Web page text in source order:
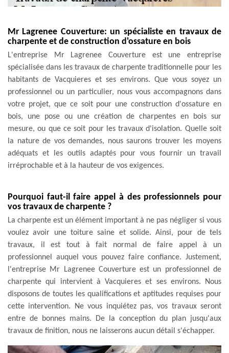
Mr Lagrenee Couverture: un spécialiste en travaux de
charpente et de construction d'ossature en bois
L'entreprise Mr Lagrenee Couverture est une entreprise
spécialisée dans les travaux de charpente traditionnelle pour les
habitants de Vacquieres et ses environs. Que vous soyez un
professionnel ou un particulier, nous vous accompagnons dans
votre projet, que ce soit pour une construction d'ossature en
bois, une pose ou une création de charpentes en bois sur
mesure, ou que ce soit pour les travaux d'isolation. Quelle soit
la nature de vos demandes, nous saurons trouver les moyens
adéquats et les outils adaptés pour vous fournir un travail
irréprochable et à la hauteur de vos exigences.
Pourquoi faut-il faire appel à des professionnels pour
vos travaux de charpente ?
La charpente est un élément important à ne pas négliger si vous
voulez avoir une toiture saine et solide. Ainsi, pour de tels
travaux, il est tout à fait normal de faire appel à un
professionnel auquel vous pouvez faire confiance. Justement,
l'entreprise Mr Lagrenee Couverture est un professionnel de
charpente qui intervient à Vacquieres et ses environs. Nous
disposons de toutes les qualifications et aptitudes requises pour
cette intervention. Ne vous inquiétez pas, vos travaux seront
entre de bonnes mains. De la conception du plan jusqu'aux
travaux de finition, nous ne laisserons aucun détail s'échapper.